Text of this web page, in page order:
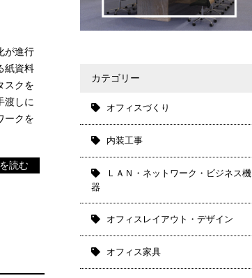
が進行
紙資料
スクを
渡しに
ークを
読む
カテゴリー
オフィスづくり
内装工事
ＬＡＮ・ネットワーク・ビジネス機
器
オフィスレイアウト・デザイン
オフィス家具